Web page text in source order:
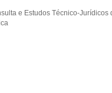
e Estudos Técnico-Jurídicos